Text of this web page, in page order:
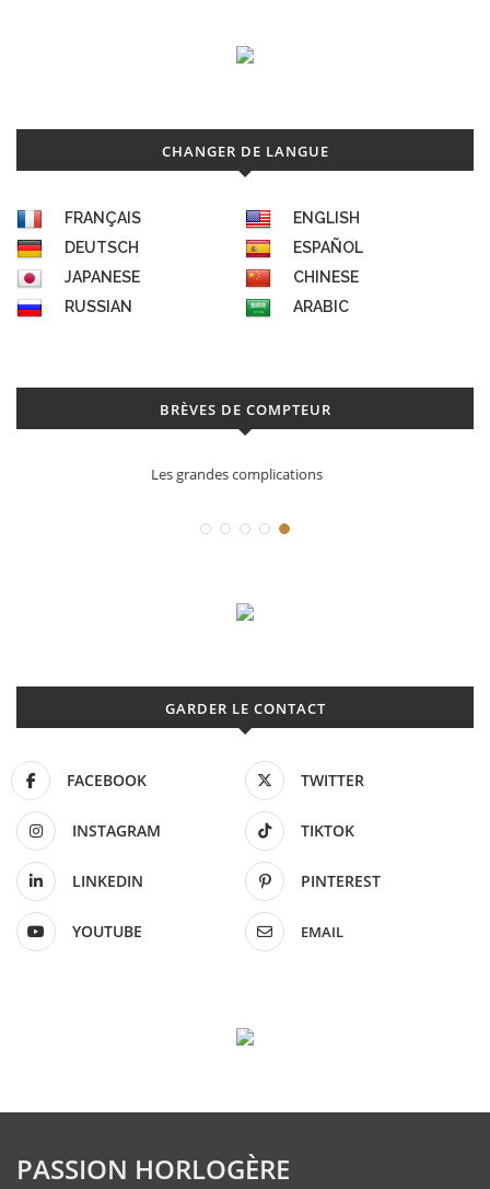
CHANGER DE LANGUE
FRANÇAIS
ENGLISH
DEUTSCH
ESPAÑOL
JAPANESE
CHINESE
RUSSIAN
ARABIC
BRÈVES DE COMPTEUR
Déconstruction Parmigiani Fleurier
GARDER LE CONTACT
FACEBOOK TWITTER
INSTAGRAM TIKTOK
LINKEDIN PINTEREST
YOUTUBE EMAIL
PASSION HORLOGÈRE